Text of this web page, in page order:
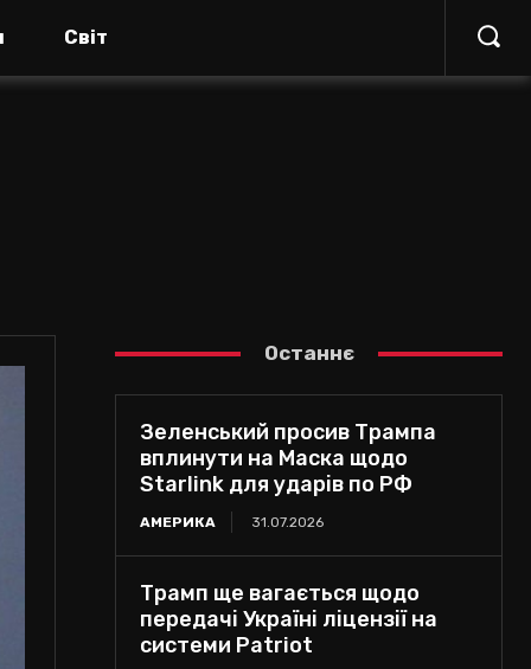
Світ
Останнє
Зеленський просив Трампа
вплинути на Маска щодо
Starlink для ударів по РФ
АМЕРИКА 31.07.2026
Трамп ще вагається щодо
передачі Україні ліцензії на
системи Patriot